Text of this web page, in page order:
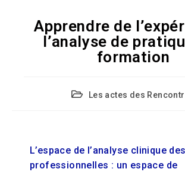
Apprendre de
l’analyse de
formation
Les actes des
L’espace de l’analyse clinique
professionnelles : un espace de